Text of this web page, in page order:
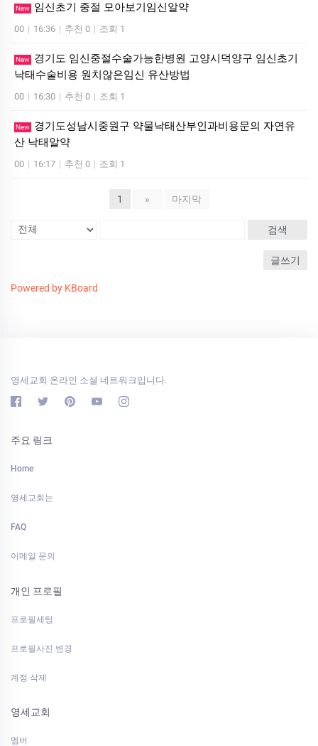
New 임신초기 중절 모아보기임신알약
00 | 16:36 | 추천 0 | 조회 1
New
경기도 임신중절수술가능한병원 고양시덕양구 임신초기
낙태수술비용 원치않은임신 유산방법
00 | 16:30 | 추천 0 | 조회 1
New
경기도성남시중원구 약물낙태산부인과비용문의 자연유
산 낙­태알약
00 | 16:17 | 추천 0 | 조회 1
1 » 마지막
검색
글쓰기
Powered by KBoard
영세교회 온라인 소셜 네트워크입니다.
주요 링크
Home
영세교회는
FAQ
이메일 문의
개인 프로필
프로필세팅
프로필사진 변경
계정 삭제
영세교회
멤버